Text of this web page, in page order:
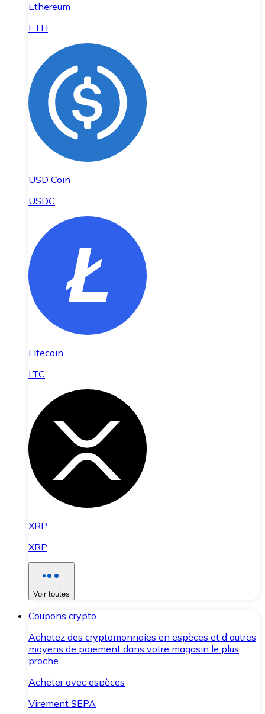
Ethereum
ETH
USD Coin
USDC
Litecoin
LTC
XRP
XRP
Voir toutes
Coupons crypto
Achetez des cryptomonnaies en espèces et d'autres
moyens de paiement dans votre magasin le plus
proche.
Acheter avec espèces
Virement SEPA